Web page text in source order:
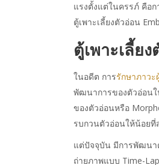
แรงตั้งแต่ในครรภ์ คือ
ตู้เพาะเลี้ยงตัวอ่อน
ตู้เพาะเลี้ย
ในอดีต การรักษาภาว
พัฒนาการของตัวอ่อนใ
ของตัวอ่อนหรือ
รบกวนตัวอ่อนให้น้อยที่
แต่ปัจจุบัน มีการพัฒนา
ถ่ายภาพแบบ Time-